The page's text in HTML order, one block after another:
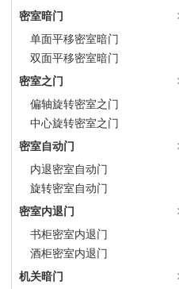
密室暗门
单面平移密室暗门
双面平移密室暗门
密室之门
偏轴旋转密室之门
中心旋转密室之门
密室自动门
内退密室自动门
旋转密室自动门
密室内退门
书柜密室内退门
酒柜密室内退门
机关暗门